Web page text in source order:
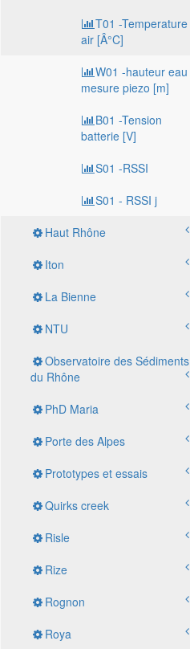
T01 -Temperature
air [Â°C]
W01 -hauteur eau
mesure piezo [m]
B01 -Tension
batterie [V]
S01 -RSSI
S01 - RSSI j
Haut Rhône
Iton
La Bienne
NTU
Observatoire des Sédiments
du Rhône
PhD Maria
Porte des Alpes
Prototypes et essais
Quirks creek
Risle
Rize
Rognon
Roya